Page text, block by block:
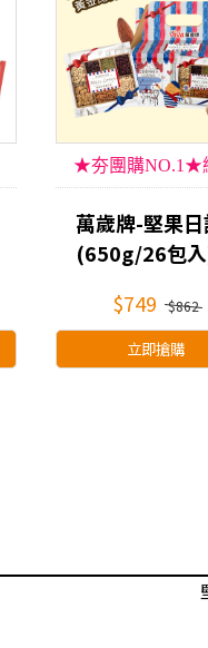
★夯團購NO.1★
萬歲牌-堅果日
(650g/26包
$749
$862
立即搶購